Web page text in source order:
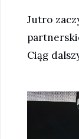
Jutro
Ciąg